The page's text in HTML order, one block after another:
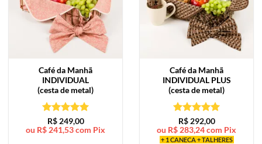
Café da Manhã
INDIVIDUAL
(cesta de metal)
Avaliação5
de 5
R$249,00
ou R$ 241,53com Pix
Café da Manhã
INDIVIDUAL PLUS
(cesta de metal)
Avaliação5
de 5
R$292,00
ou R$ 283,24com Pix
+ 1 CANECA + TALHERES